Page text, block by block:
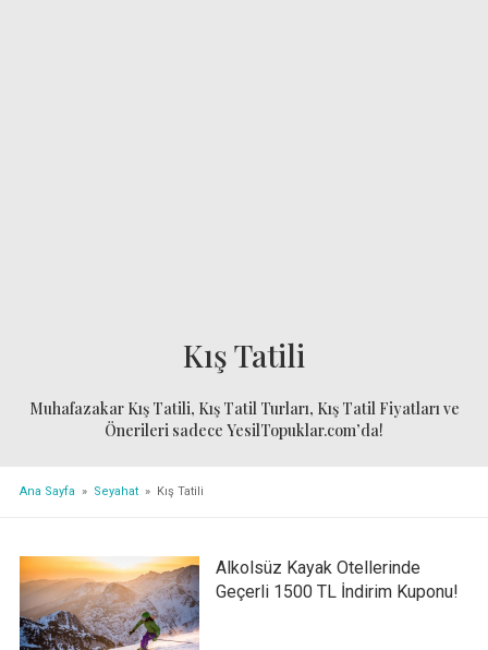
Kış Tatili
Muhafazakar Kış Tatili, Kış Tatil Turları, Kış Tatil Fiyatları ve
Önerileri sadece YesilTopuklar.com’da!
Ana Sayfa » Seyahat» Kış Tatili
Alkolsüz Kayak Otellerinde
Geçerli 1500 TL İndirim Kuponu!